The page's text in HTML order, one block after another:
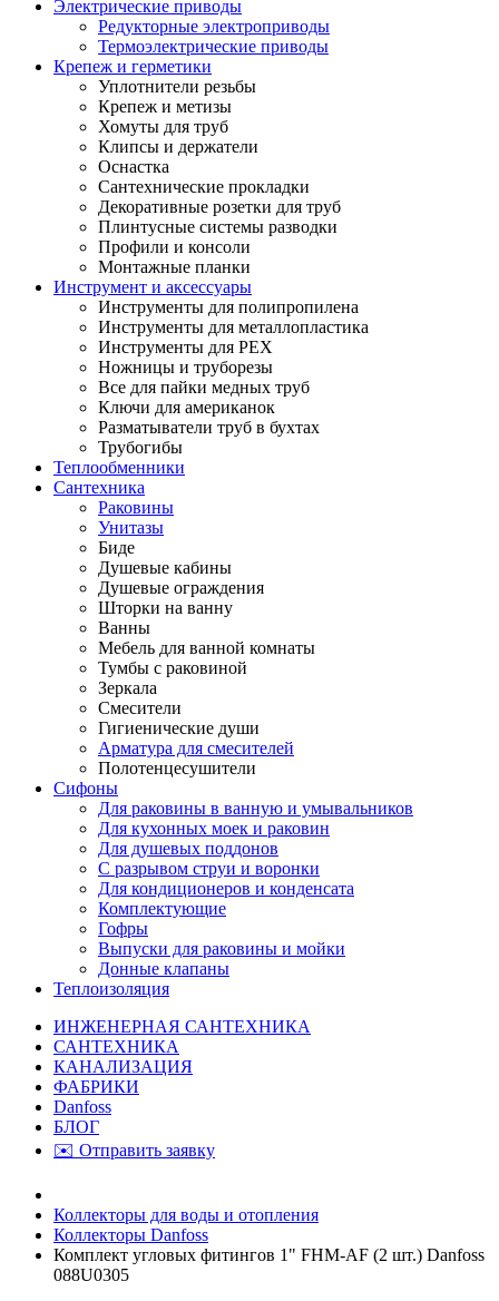
Электрические приводы
Редукторные электроприводы
Термоэлектрические приводы
Крепеж и герметики
Уплотнители резьбы
Крепеж и метизы
Хомуты для труб
Клипсы и держатели
Оснастка
Сантехнические прокладки
Декоративные розетки для труб
Плинтусные системы разводки
Профили и консоли
Монтажные планки
Инструмент и аксессуары
Инструменты для полипропилена
Инструменты для металлопластика
Инструменты для PEX
Ножницы и труборезы
Все для пайки медных труб
Ключи для американок
Разматыватели труб в бухтах
Трубогибы
Теплообменники
Сантехника
Раковины
Унитазы
Биде
Душевые кабины
Душевые ограждения
Шторки на ванну
Ванны
Мебель для ванной комнаты
Тумбы с раковиной
Зеркала
Смесители
Гигиенические души
Арматура для смесителей
Полотенцесушители
Сифоны
Для раковины в ванную и умывальников
Для кухонных моек и раковин
Для душевых поддонов
С разрывом струи и воронки
Для кондиционеров и конденсата
Комплектующие
Гофры
Выпуски для раковины и мойки
Донные клапаны
Теплоизоляция
ИНЖЕНЕРНАЯ САНТЕХНИКА
САНТЕХНИКА
КАНАЛИЗАЦИЯ
ФАБРИКИ
Danfoss
БЛОГ
✉️ Отправить заявку
Коллекторы для воды и отопления
Коллекторы Danfoss
Комплект угловых фитингов 1" FHM-AF (2 шт.) Danfoss
088U0305